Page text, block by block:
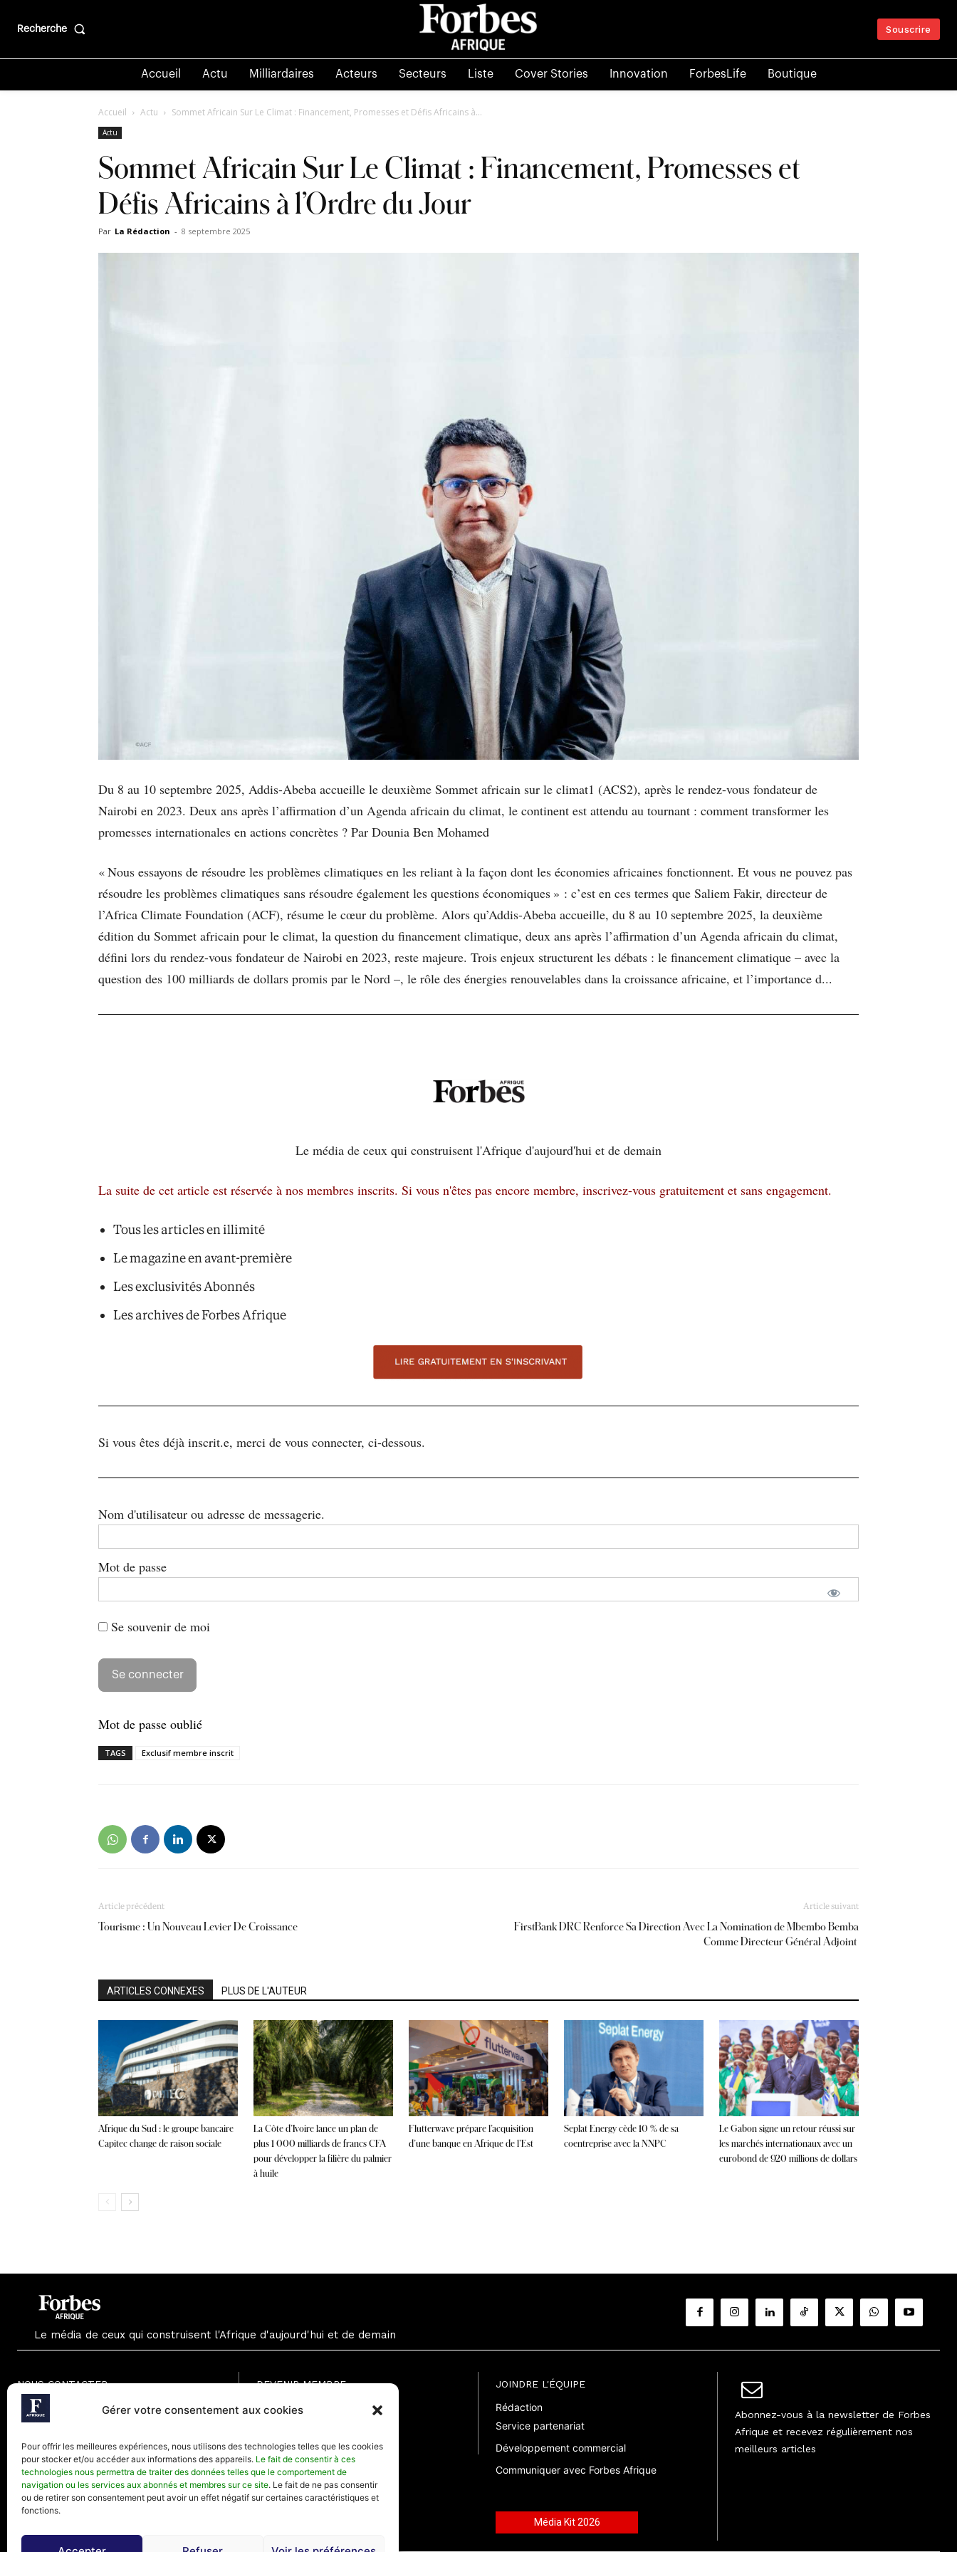
Gérer votre consentement aux cookies
Pour offrir les meilleures expériences, nous utilisons des technologies telles que les cookies
pour stocker et/ou accéder aux informations des appareils. Le fait de consentir à ces
technologies nous permettra de traiter des données telles que le comportement de
navigation ou les services aux abonnés et membres sur ce site. Le fait de ne pas consentir
ou de retirer son consentement peut avoir un effet négatif sur certaines caractéristiques et
fonctions.
Recherche Souscrire
Accueil Actu Milliardaires Acteurs Secteurs Liste Cover Stories Innovation ForbesLife Boutique
Accueil Actu Sommet Africain Sur Le Climat : Financement, Promesses et Défis Africains à...
Actu
Sommet Africain Sur Le Climat : Financement, Promesses et
Défis Africains à l’Ordre du Jour
Par La Rédaction - 8 septembre 2025
Du 8 au 10 septembre 2025, Addis-Abeba accueille le deuxième Sommet africain sur le climat1 (ACS2), après le rendez-vous fondateur de
Nairobi en 2023. Deux ans après l’affirmation d’un Agenda africain du climat, le continent est attendu au tournant : comment transformer les
promesses internationales en actions concrètes ? Par Dounia Ben Mohamed
« Nous essayons de résoudre les problèmes climatiques en les reliant à la façon dont les économies africaines fonctionnent. Et vous ne pouvez pas
résoudre les problèmes climatiques sans résoudre également les questions économiques » : c’est en ces termes que Saliem Fakir, directeur de
l’Africa Climate Foundation (ACF), résume le cœur du problème. Alors qu’Addis-Abeba accueille, du 8 au 10 septembre 2025, la deuxième
édition du Sommet africain pour le climat, la question du financement climatique, deux ans après l’affirmation d’un Agenda africain du climat,
défini lors du rendez-vous fondateur de Nairobi en 2023, reste majeure. Trois enjeux structurent les débats : le financement climatique – avec la
question des 100 milliards de dollars promis par le Nord –, le rôle des énergies renouvelables dans la croissance africaine, et l’importance d...
Le média de ceux qui construisent l'Afrique d'aujourd'hui et de demain
La suite de cet article est réservée à nos membres inscrits. Si vous n'êtes pas encore membre, inscrivez-vous gratuitement et sans engagement.
Tous les articles en illimité
Le magazine en avant-première
Les exclusivités Abonnés
Les archives de Forbes Afrique
Si vous êtes déjà inscrit.e, merci de vous connecter, ci-dessous.
Nom d'utilisateur ou adresse de messagerie.
Mot de passe
Se souvenir de moi
Mot de passe oublié
TAGS Exclusif membre inscrit
Article précédent
Tourisme : Un Nouveau Levier De Croissance
Article suivant
FirstBank DRC Renforce Sa Direction Avec La Nomination de Mbembo Bemba
Comme Directeur Général Adjoint
ARTICLES CONNEXES PLUS DE L'AUTEUR
Afrique du Sud : le groupe bancaire
Capitec change de raison sociale
La Côte d’Ivoire lance un plan de
plus 1 000 milliards de francs CFA
pour développer la filière du palmier
à huile
Flutterwave prépare l’acquisition
d’une banque en Afrique de l’Est
Seplat Energy cède 10 % de sa
coentreprise avec la NNPC
Le Gabon signe un retour réussi sur
les marchés internationaux avec un
eurobond de 920 millions de dollars
Le média de ceux qui construisent l'Afrique d'aujourd'hui et de demain
NOUS CONTACTER
Paris - France
Mail : contact@forbesafrique.com
DEVENIR MEMBRE
Formule Gratuite
Formule Annuelle
JOINDRE L'ÉQUIPE
Rédaction
Service partenariat
Développement commercial
Communiquer avec Forbes Afrique
Média Kit 2026
Abonnez-vous à la newsletter de Forbes
Afrique et recevez régulièrement nos
meilleurs articles